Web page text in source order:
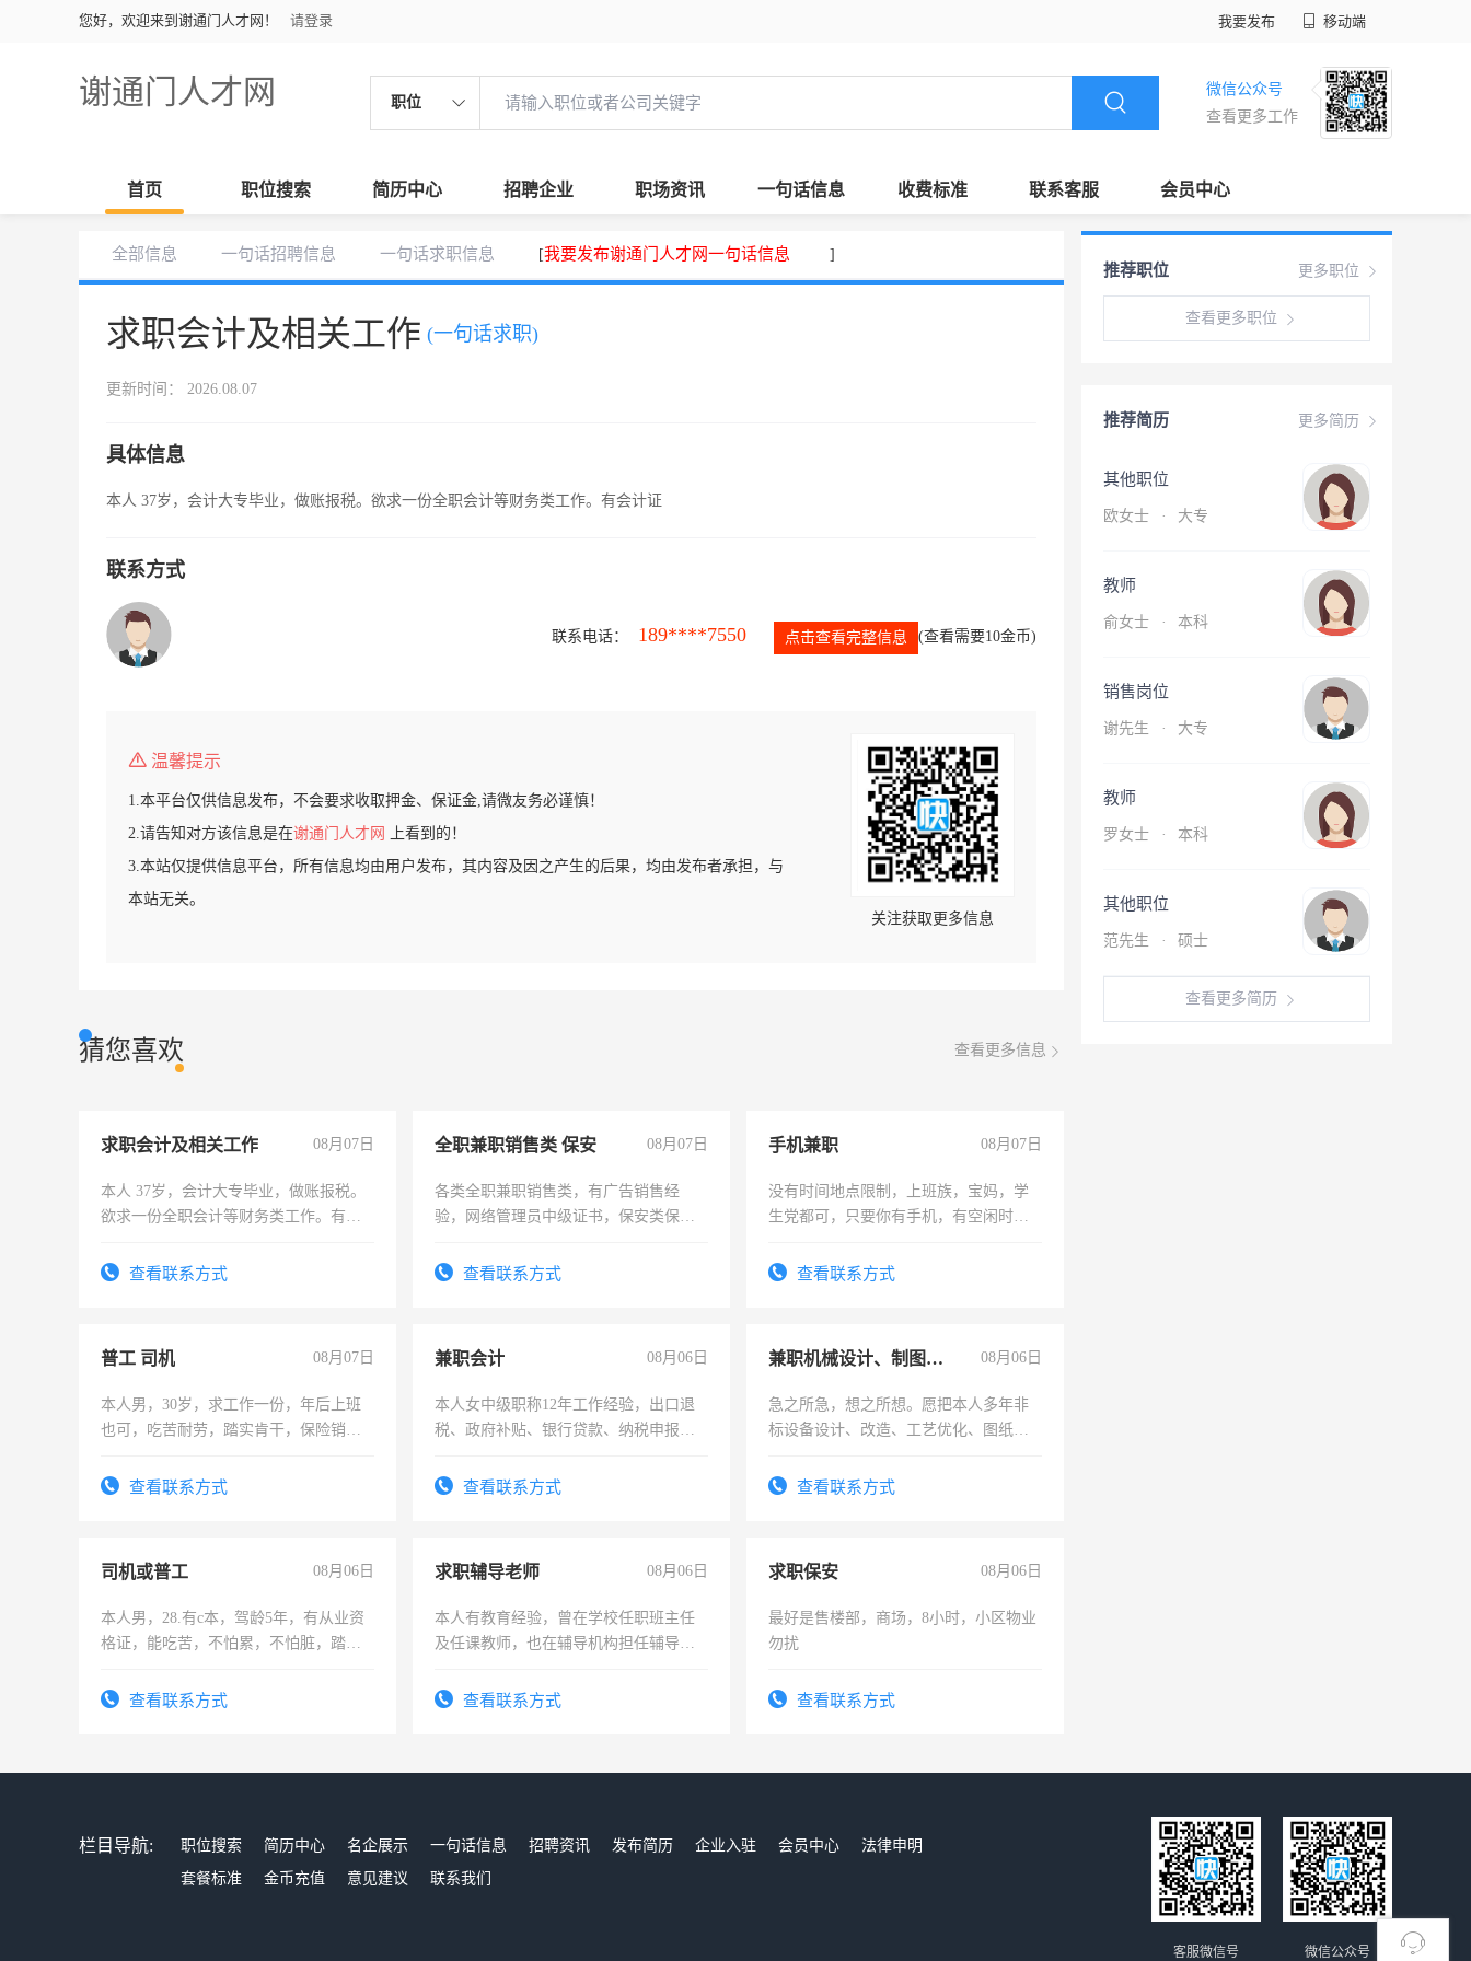
您好，欢迎来到谢通门人才网！ 请登录 我要发布 移动端
谢通门人才网 职位
微信公众号
查看更多工作
首页 职位搜索 简历中心 招聘企业 职场资讯 一句话信息 收费标准 联系客服 会员中心
全部信息 一句话招聘信息 一句话求职信息 [我要发布谢通门人才网一句话信息 ]
求职会计及相关工作 (一句话求职)
更新时间： 2026.08.07
具体信息
本人 37岁，会计大专毕业，做账报税。欲求一份全职会计等财务类工作。有会计证
联系方式
联系电话： 189****7550 点击查看完整信息 (查看需要10金币)
温馨提示
1.本平台仅供信息发布，不会要求收取押金、保证金,请微友务必谨慎！
2.请告知对方该信息是在谢通门人才网
上看到的！
3.本站仅提供信息平台，所有信息均由用户发布，其内容及因之产生的后果，均由发布者承担，与
本站无关。
关注获取更多信息
猜您喜欢 查看更多信息
求职会计及相关工作 08月07日
本人 37岁，会计大专毕业，做账报税。
欲求一份全职会计等财务类工作。有会
查看联系方式
全职兼职销售类 保安 08月07日
各类全职兼职销售类，有广告销售经
验，网络管理员中级证书，保安类保安
有高低压电工证和十几年工作经验
查看联系方式
手机兼职 08月07日
没有时间地点限制，上班族，宝妈，学
生党都可，只要你有手机，有空闲时
勤快的四五十，每天挣零花钱没问题！
查看联系方式
普工 司机 08月07日
本人男，30岁，求工作一份，年后上班
也可，吃苦耐劳，踏实肯干，保险销售
查看联系方式
兼职会计 08月06日
本人女中级职称12年工作经验，出口退
税、政府补贴、银行贷款、纳税申报、
务，财务咨询等业务。欲求兼职会计工
查看联系方式
兼职机械设计、制图、设备改造 08月06日
急之所急，想之所想。愿把本人多年非
标设备设计、改造、工艺优化、图纸制
结识有识之士，共享未来。
查看联系方式
司机或普工 08月06日
本人男，28.有c本，驾龄5年，有从业资
格证，能吃苦，不怕累，不怕脏，踏
查看联系方式
求职辅导老师 08月06日
本人有教育经验，曾在学校任职班主任
及任课教师，也在辅导机构担任辅导教
查看联系方式
求职保安 08月06日
最好是售楼部，商场，8小时，小区物业
勿扰
查看联系方式
更多职位
推荐职位
查看更多职位
更多简历
推荐简历
其他职位
欧女士 · 大专
教师
俞女士 · 本科
销售岗位
谢先生 · 大专
教师
罗女士 · 本科
其他职位
范先生 · 硕士
查看更多简历
栏目导航: 职位搜索 简历中心 名企展示 一句话信息 招聘资讯 发布简历 企业入驻 会员中心
法律申明
套餐标准
金币充值 意见建议 联系我们
微信公众号
客服微信号